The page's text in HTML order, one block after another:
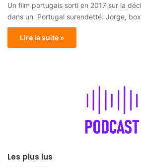
Un film portugais sorti en 2017 sur la
dans un Portugal surendetté. Jorge,
Lire la suite »
Les plus lus